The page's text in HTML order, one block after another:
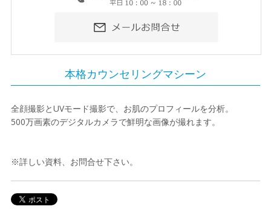
本格カウンセリングマシーン
全顔撮影とUVモード撮影で、お肌のプロフィールを分析。
500万画素のデジタルカメラで鮮明な画像が撮れます。
※詳しい資料、お問合せ下さい。